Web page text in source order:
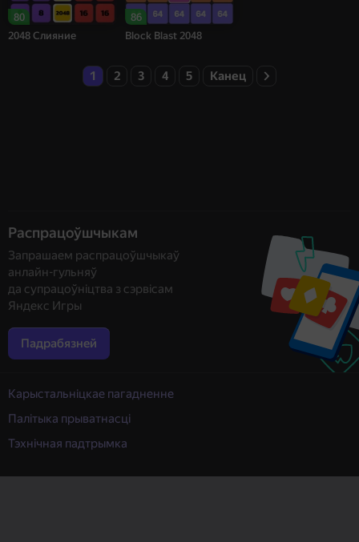
80
2048 Слияние
86
Block Blast 2048
1 2 3 4 5 Канец
Распрацоўшчыкам
Запрашаем распрацоўшчыкаў
анлайн-гульняў
да супрацоўніцтва з сэрвісам
Яндекс Игры
Падрабязней
Карыстальніцкае пагадненне
Палітыка прыватнасці
Тэхнічная падтрымка